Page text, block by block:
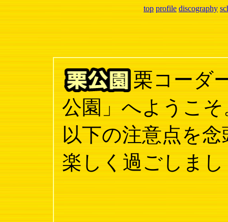
top profile discography
栗コーダ
公園」へようこそ
以下の注意点を
楽しく過ごしま